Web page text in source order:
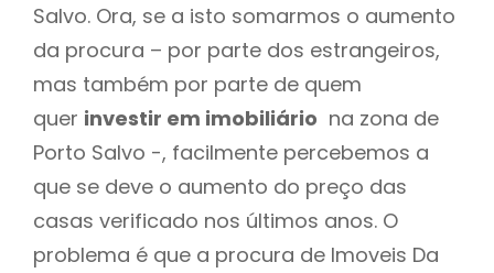
Salvo. Ora, se a isto somarmos o aumento
da procura – por parte dos estrangeiros,
mas também por parte de quem
quer investir em imobiliário na zona de
Porto Salvo -, facilmente percebemos a
que se deve o aumento do preço das
casas verificado nos últimos anos. O
problema é que a procura de Imoveis Da